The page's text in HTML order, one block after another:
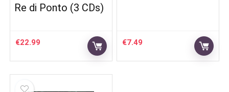
Re di Ponto (3 CDs)
€22.99 €7.49